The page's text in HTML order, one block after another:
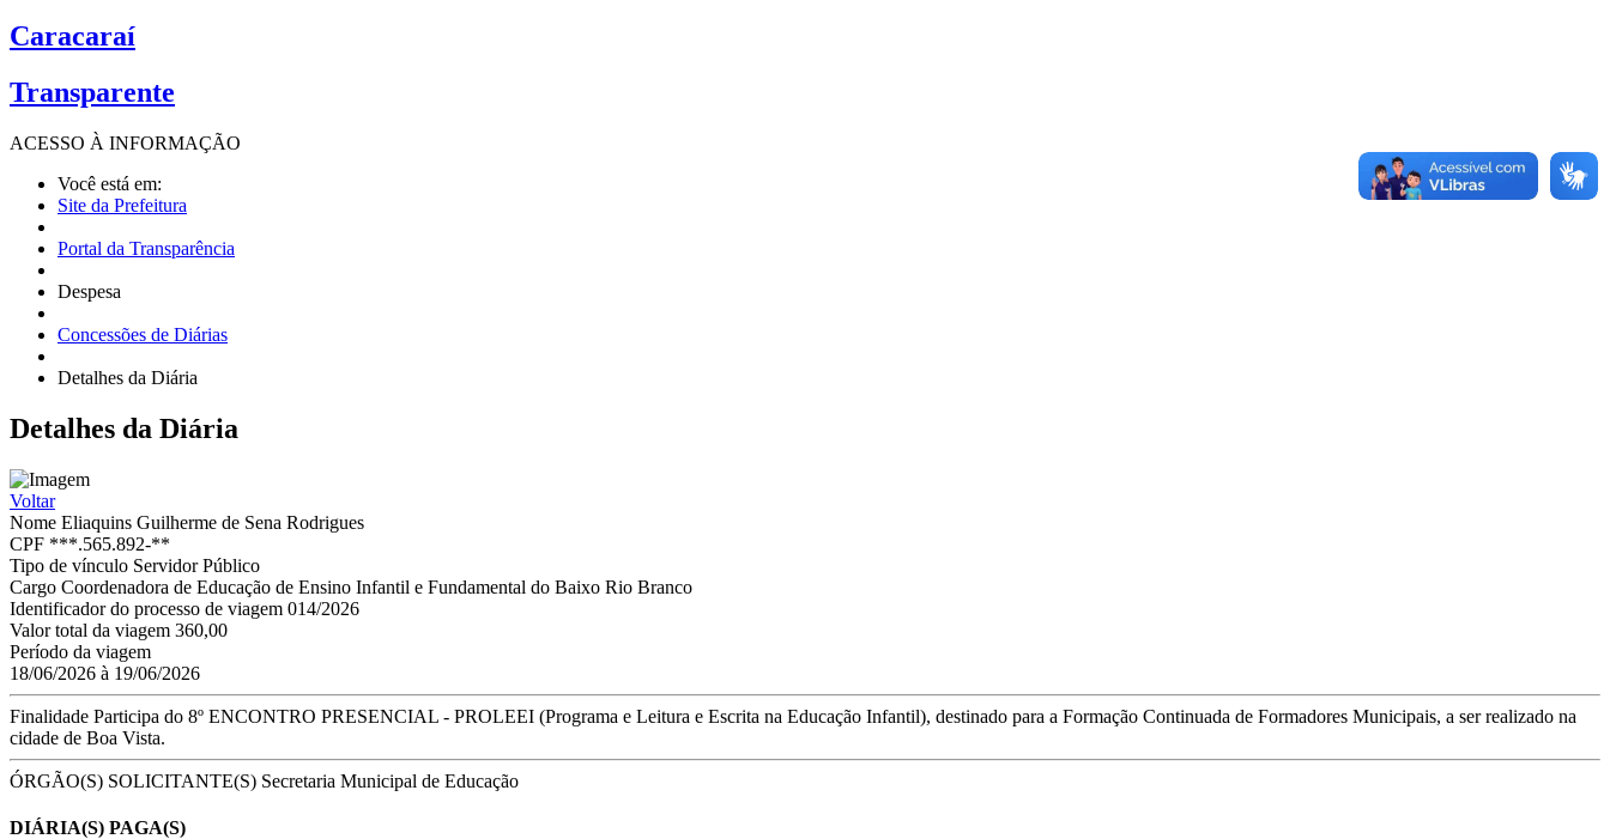
Caracaraí
Transparente
ACESSO À INFORMAÇÃO
Você está em:
Site da Prefeitura
Portal da Transparência
Despesa
Concessões de Diárias
Detalhes da Diária
Detalhes da Diária
Voltar
Nome Eliaquins Guilherme de Sena Rodrigues
CPF ***.565.892-**
Tipo de vínculo Servidor Público
Cargo Coordenadora de Educação de Ensino Infantil e Fundamental do Baixo Rio Branco
Identificador do processo de viagem 014/2026
Valor total da viagem 360,00
Período da viagem
18/06/2026 à 19/06/2026
Finalidade Participa do 8º ENCONTRO PRESENCIAL - PROLEEI (Programa e Leitura e Escrita na Educação Infantil), destinado para a Formação Continuada de Formadores Municipais, a ser realizado na
cidade de Boa Vista.
ÓRGÃO(S) SOLICITANTE(S) Secretaria Municipal de Educação
DIÁRIA(S) PAGA(S)